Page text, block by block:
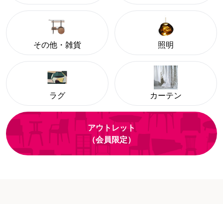
その他・雑貨 照明
ラグ カーテン
アウトレット
（会員限定）